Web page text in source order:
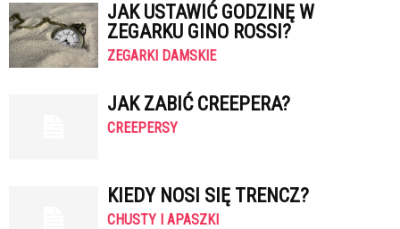
JAK USTAWIĆ GODZINĘ W
ZEGARKU GINO ROSSI?
ZEGARKI DAMSKIE
JAK ZABIĆ CREEPERA?
CREEPERSY
KIEDY NOSI SIĘ TRENCZ?
CHUSTY I APASZKI